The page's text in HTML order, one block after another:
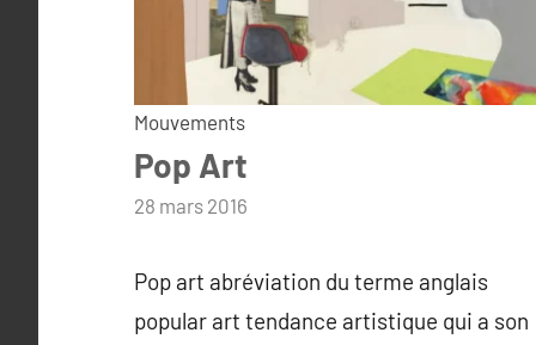
Mouvements
Pop Art
par
28 mars 2016
Pop art abréviation du terme anglais
popular art tendance artistique qui a son